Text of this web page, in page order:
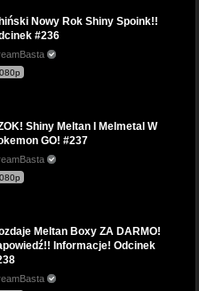
Nowy Rok Shiny Spoink!!
#236
Shiny Meltan I Melmetal W
GO! #237
Meltan Boxy ZA DARMO!
Informacje! Odcinek